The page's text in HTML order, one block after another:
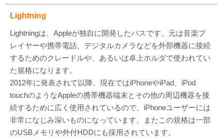
Lightning
Lightningは、Appleが独自に開発したバスです。元は音楽プ
レイヤーや携帯電話、デジタルカメラなどを外部機器に接続
するためのクレードルや、あるいは卓上ホルダで使われてい
た規格になります。
2012年に発表されて以降、現在ではiPhoneやiPad、iPod
touchのようなAppleの携帯機器端末とその他の周辺機器を接
続するために広く使用されているので、iPhoneユーザーには
非常になじみ深いものになっています。またこの規格は一部
のUSBメモリや外付HDDにも採用されています。